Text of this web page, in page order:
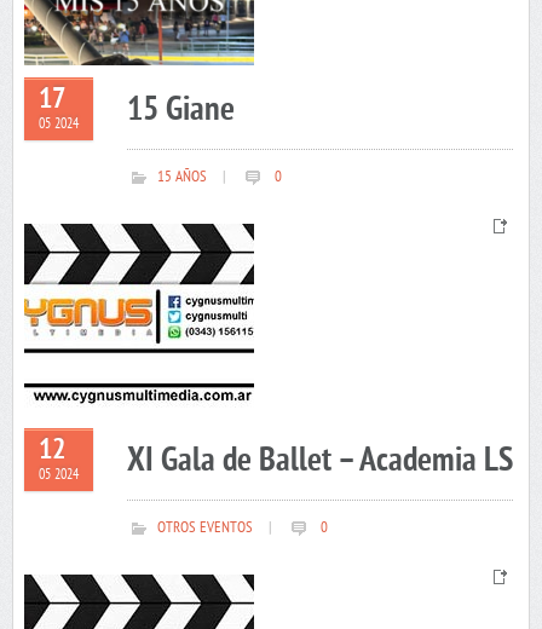
17
05 2024 15 Giane
15 AÑOS 0
12
05 2024 XI Gala de Ballet – Academia LS
OTROS EVENTOS 0